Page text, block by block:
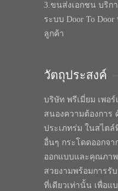
3.ขนส่งเอกชน บริก
ระบบ Door To
ลูกค้า
วัตถุประสงค์
บริษัท พรีเมี่ยม เพอ
สนองความต้องการ
ประเภทร่ม ในสไต
อื่นๆ กระโดดออกจา
ออกแบบและคุณภา
สวยงามพร้อมการ
ที่เดียวเท่านั้น เพื่อ